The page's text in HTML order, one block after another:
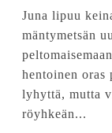
Juna lipuu
mäntymetsän
hentoinen
lyhyttä, mutta
röyhkeän...